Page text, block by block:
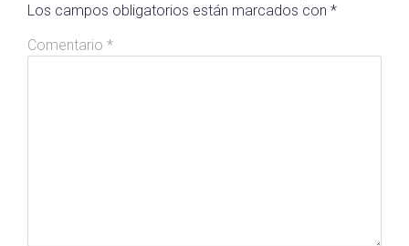
Los campos obligatorios están marcados con *
Comentario *